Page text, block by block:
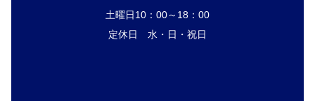
土曜日10：00～18：00
定休日 水・日・祝日